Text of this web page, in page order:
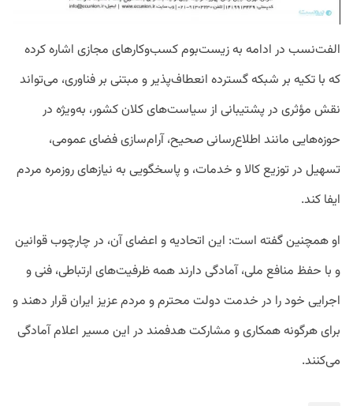
الفت‌نسب در ادامه به زیست‌بوم کسب‌وکارهای مجازی اشاره کرده
که با تکیه بر شبکه گسترده انعطاف‌پذیر و مبتنی بر فناوری، می‌تواند
نقش مؤثری در پشتیبانی از سیاست‌های کلان کشور، به‌ویژه در
حوزه‌هایی مانند اطلاع‌رسانی صحیح، آرام‌سازی فضای عمومی،
تسهیل در توزیع کالا و خدمات، و پاسخگویی به نیازهای روزمره مردم
ایفا کند‌.
او همچنین گفته است: این اتحادیه و اعضای آن، در چارچوب قوانین
و با حفظ منافع ملی، آمادگی دارند همه ظرفیت‌های ارتباطی، فنی و
اجرایی خود را در خدمت دولت محترم و مردم عزیز ایران قرار دهند و
برای هرگونه همکاری و مشارکت هدفمند در این مسیر اعلام آمادگی
می‌کنند.